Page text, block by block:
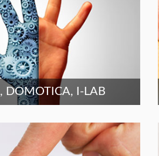
DOMOTICA, I-LAB